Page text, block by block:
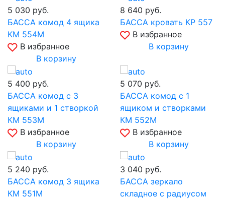
5 030 руб.
БАССА комод 4 ящика
КМ 554М
В избранное
В корзину
8 640 руб.
БАССА кровать КР 557
В избранное
В корзину
5 400 руб.
БАССА комод с 3
ящиками и 1 створкой
КМ 553М
В избранное
В корзину
5 070 руб.
БАССА комод с 1
ящиком и створками
КМ 552М
В избранное
В корзину
5 240 руб.
БАССА комод 3 ящика
КМ 551М
3 040 руб.
БАССА зеркало
складное с радиусом